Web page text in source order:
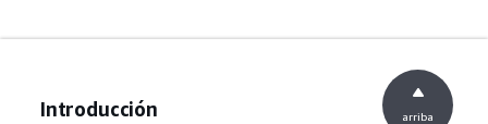
Introducción arriba